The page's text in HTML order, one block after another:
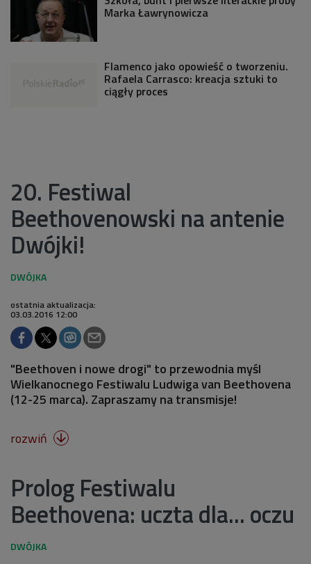
Marka Ławrynowicza
Flamenco jako opowieść o tworzeniu.
Rafaela Carrasco: kreacja sztuki to
ciągły proces
20. Festiwal
Beethovenowski na antenie
Dwójki!
ostatnia aktualizacja:
03.03.2016 12:00
"Beethoven i nowe drogi" to przewodnia myśl
Wielkanocnego Festiwalu Ludwiga van Beethovena
(12-25 marca). Zapraszamy na transmisje!
rozwiń 
Prolog Festiwalu
Beethovena: uczta dla... oczu